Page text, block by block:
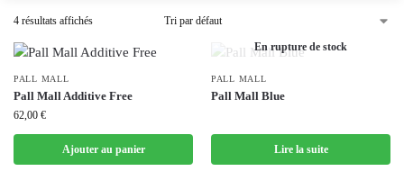
4 résultats affichés
PALL MALL
Pall Mall Additive Free
62,00 €
Ajouter au panier
En rupture de stock
PALL MALL
Pall Mall Blue
Lire la suite